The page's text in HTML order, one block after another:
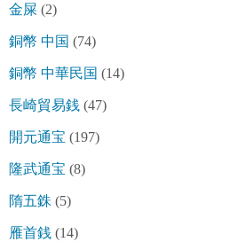
金屎 (2)
銅幣 中国 (74)
銅幣 中華民国 (14)
長崎貿易銭 (47)
開元通宝 (197)
隆武通宝 (8)
隋五銖 (5)
雁首銭 (14)